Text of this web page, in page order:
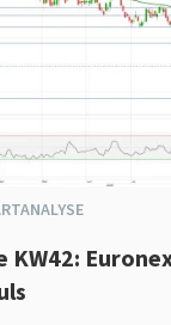
KW42: